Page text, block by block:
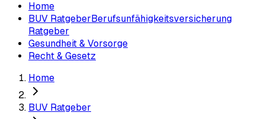
Home
BUV RatgeberBerufsunfähigkeitsversicherung
Ratgeber
Gesundheit & Vorsorge
Recht & Gesetz
Home
BUV Ratgeber